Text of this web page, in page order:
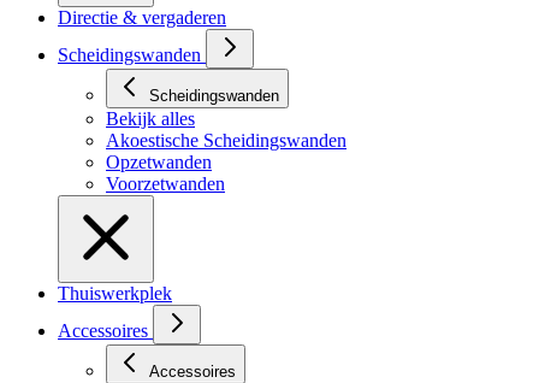
Directie & vergaderen
Scheidingswanden
Scheidingswanden
Bekijk alles
Akoestische Scheidingswanden
Opzetwanden
Voorzetwanden
Thuiswerkplek
Accessoires
Accessoires